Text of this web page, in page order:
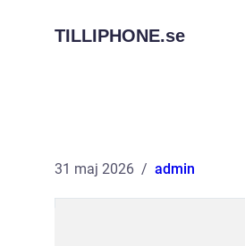
TILLIPHONE.se
31 maj 2026 admin